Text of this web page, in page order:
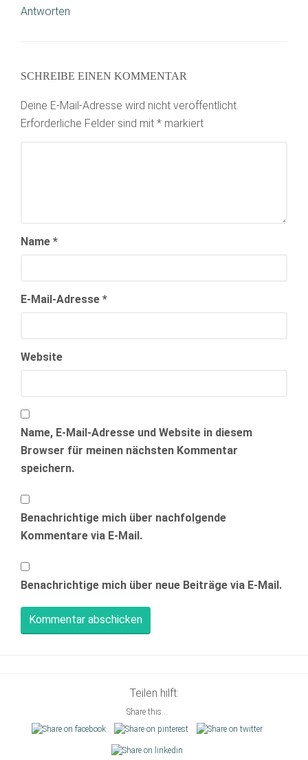
Antworten
SCHREIBE EINEN KOMMENTAR
Deine E-Mail-Adresse wird nicht veröffentlicht.
Erforderliche Felder sind mit * markiert
Name *
E-Mail-Adresse *
Website
Name, E-Mail-Adresse und Website in diesem
Browser für meinen nächsten Kommentar
speichern.
Benachrichtige mich über nachfolgende
Kommentare via E-Mail.
Benachrichtige mich über neue Beiträge via E-Mail.
Teilen hilft:
Share this...